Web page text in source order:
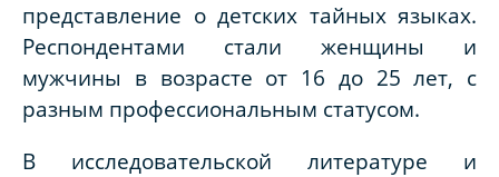
представление о детских тайных языках.
Респондентами стали женщины и
мужчины в возрасте от 16 до 25 лет, с
разным профессиональным статусом.
В исследовательской литературе и